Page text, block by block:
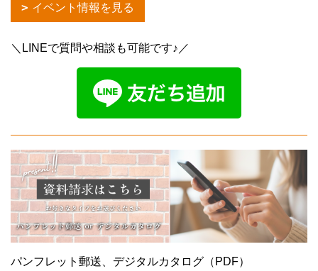
イベント情報を見る
＼LINEで質問や相談も可能です♪／
パンフレット郵送、デジタルカタログ（PDF）